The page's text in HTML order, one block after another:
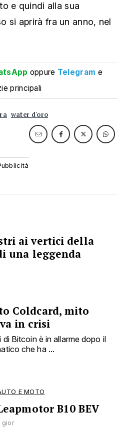
e quindi alla sua
si aprirà fra un anno, nel
oppure Telegram e
principali
water d'oro
ai vertici della
una leggenda
Coldcard, mito
in crisi
Bitcoin è in allarme dopo il
che ha ...
E MOTO
B10 BEV
gior